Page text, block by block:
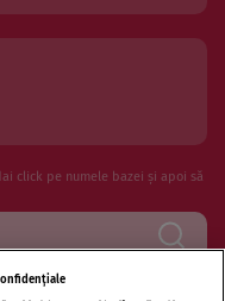
click pe numele bazei și apoi să